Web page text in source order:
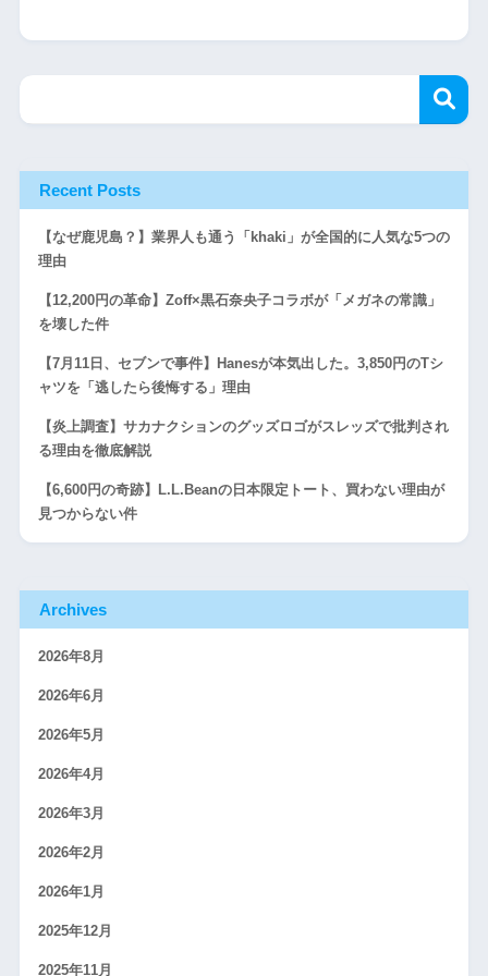
Recent Posts
【なぜ鹿児島？】業界人も通う「khaki」が全国的に人気な5つの
理由
【12,200円の革命】Zoff×黒石奈央子コラボが「メガネの常識」
を壊した件
【7月11日、セブンで事件】Hanesが本気出した。3,850円のTシ
ャツを「逃したら後悔する」理由
【炎上調査】サカナクションのグッズロゴがスレッズで批判され
る理由を徹底解説
【6,600円の奇跡】L.L.Beanの日本限定トート、買わない理由が
見つからない件
Archives
2026年8月
2026年6月
2026年5月
2026年4月
2026年3月
2026年2月
2026年1月
2025年12月
2025年11月